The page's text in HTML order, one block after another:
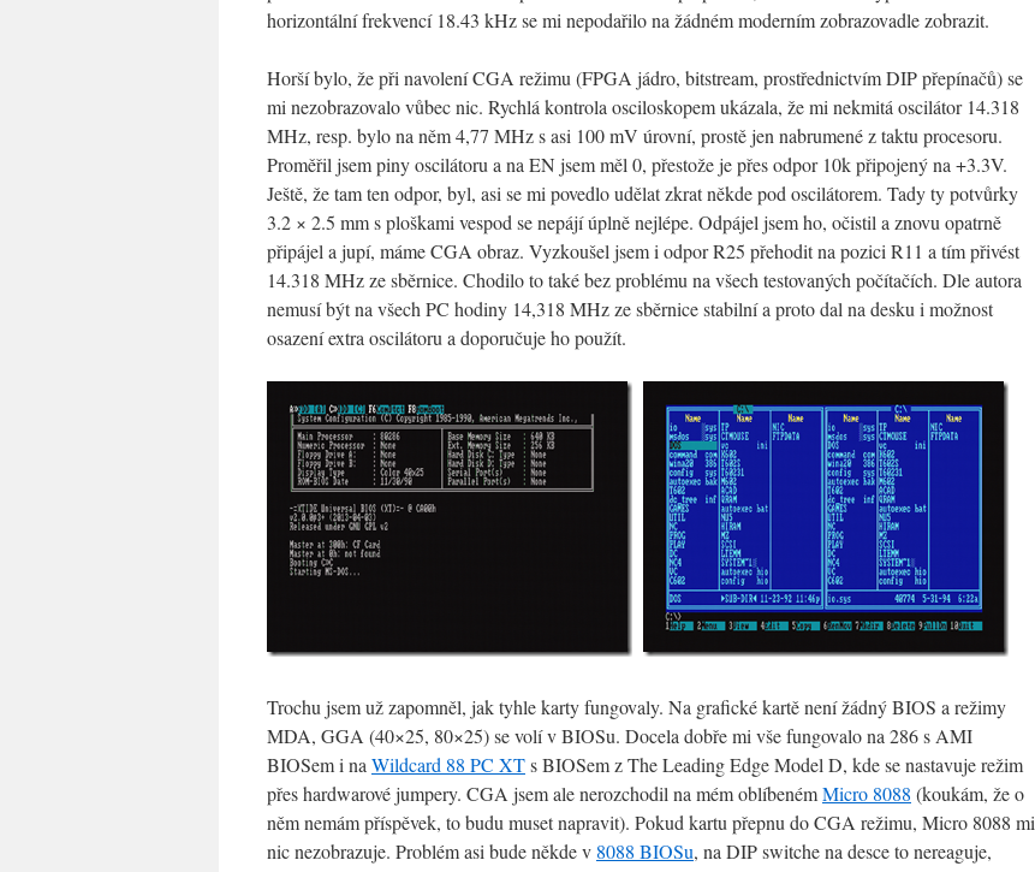
horizontální frekvencí 18.43 kHz se mi nepodařilo na žádném moderním zobrazovadle zobrazit.
Horší bylo, že při navolení CGA režimu (FPGA jádro, bitstream, prostřednictvím DIP přepínačů) se
mi nezobrazovalo vůbec nic. Rychlá kontrola osciloskopem ukázala, že mi nekmitá oscilátor 14.318
MHz, resp. bylo na něm 4,77 MHz s asi 100 mV úrovní, prostě jen nabrumené z taktu procesoru.
Proměřil jsem piny oscilátoru a na EN jsem měl 0, přestože je přes odpor 10k připojený na +3.3V.
Ještě, že tam ten odpor, byl, asi se mi povedlo udělat zkrat někde pod oscilátorem. Tady ty potvůrky
3.2 × 2.5 mm s ploškami vespod se nepájí úplně nejlépe. Odpájel jsem ho, očistil a znovu opatrně
připájel a jupí, máme CGA obraz. Vyzkoušel jsem i odpor R25 přehodit na pozici R11 a tím přivést
14.318 MHz ze sběrnice. Chodilo to také bez problému na všech testovaných počítačích. Dle autora
nemusí být na všech PC hodiny 14,318 MHz ze sběrnice stabilní a proto dal na desku i možnost
osazení extra oscilátoru a doporučuje ho použít.
Trochu jsem už zapomněl, jak tyhle karty fungovaly. Na grafické kartě není žádný BIOS a režimy
MDA, GGA (40×25, 80×25) se volí v BIOSu. Docela dobře mi vše fungovalo na 286 s AMI
BIOSem i na Wildcard 88 PC XTs BIOSem z The Leading Edge Model D, kde se nastavuje režim
přes hardwarové jumpery. CGA jsem ale nerozchodil na mém oblíbenémMicro 8088 (koukám, že o
něm nemám příspěvek, to budu muset napravit). Pokud kartu přepnu do CGA režimu, Micro 8088 mi
nic nezobrazuje. Problém asi bude někde v 8088 BIOSu, na DIP switche na desce to nereaguje,